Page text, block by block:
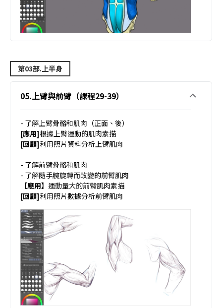
第03部.上半身
05.上臂與前臂（課程29-39）
- 了解上臂骨骼和肌肉（正面、後）
[應用]根據上臂運動的肌肉素描
[回顧]利用照片資料分析上臂肌肉
- 了解前臂骨骼和肌肉
- 了解隨手腕旋轉而改變的前臂肌肉
【應用】 運動量大的前臂肌肉素描
[回顧]利用照片數據分析前臂肌肉